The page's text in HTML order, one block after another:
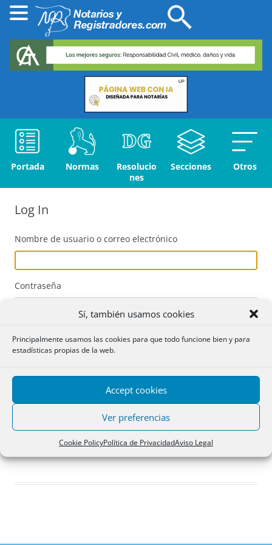
Sí, también usamos cookies
Principalmente usamos las cookies para que todo funcione bien y para
estadísticas propias de la web.
Accept cookies
Ver preferencias
Cookie PolicyPolítica de PrivacidadAviso Legal
Portada Normas
Resolucio
nes
Secciones Otros
Log In
Nombre de usuario o correo electrónico
Contraseña
Acceder
Registro
¿Has olvidado tu contraseña?